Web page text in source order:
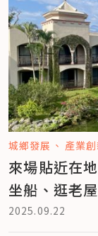
城鄉發展 產業
來場貼近在
坐船、逛老
2025.09.22